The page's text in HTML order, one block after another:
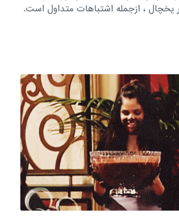
یخچال ، ازجمله اشتباهات متداول است.